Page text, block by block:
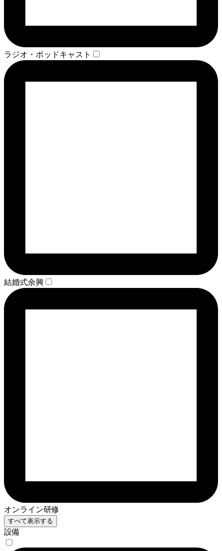
ラジオ・ポッドキャスト
結婚式余興
オンライン研修
すべて表示する
設備